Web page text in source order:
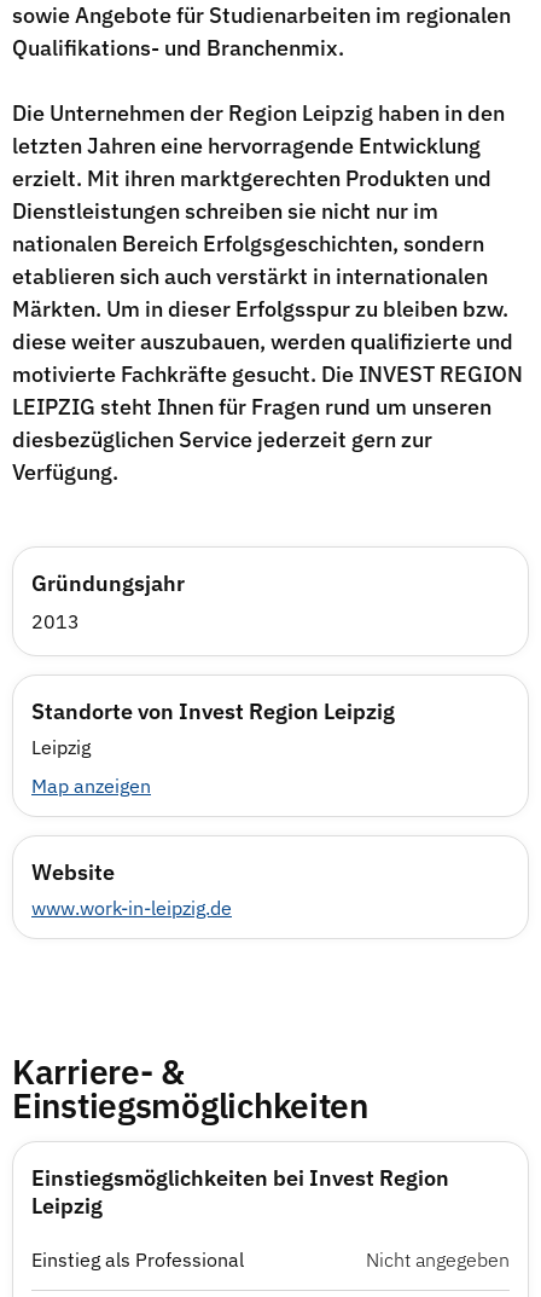
sowie Angebote für Studienarbeiten im regionalen
Qualifikations- und Branchenmix.
Die Unternehmen der Region Leipzig haben in den
letzten Jahren eine hervorragende Entwicklung
erzielt. Mit ihren marktgerechten Produkten und
Dienstleistungen schreiben sie nicht nur im
nationalen Bereich Erfolgsgeschichten, sondern
etablieren sich auch verstärkt in internationalen
Märkten. Um in dieser Erfolgsspur zu bleiben bzw.
diese weiter auszubauen, werden qualifizierte und
motivierte Fachkräfte gesucht. Die INVEST REGION
LEIPZIG steht Ihnen für Fragen rund um unseren
diesbezüglichen Service jederzeit gern zur
Verfügung.
Gründungsjahr
2013
Standorte von Invest Region Leipzig
Leipzig
Map anzeigen
Website
www.work-in-leipzig.de
Karriere- &
Einstiegsmöglichkeiten
Einstiegsmöglichkeiten bei Invest Region
Leipzig
Einstieg als Professional Nicht angegeben